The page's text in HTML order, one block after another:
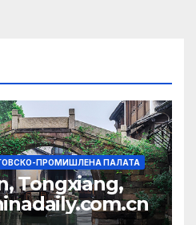
ПРОМИШЛЕНА ПАЛАТА
Tongxiang,